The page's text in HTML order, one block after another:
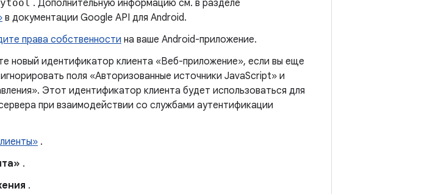
. Дополнительную информацию см. в разделе
в документации Google API для Android.
права собственности на ваше Android-приложение.
новый идентификатор клиента «Веб-приложение», если вы еще
поля «Авторизованные источники JavaScript» и
Этот идентификатор клиента будет использоваться для
при взаимодействии со службами аутентификации
.
.
.